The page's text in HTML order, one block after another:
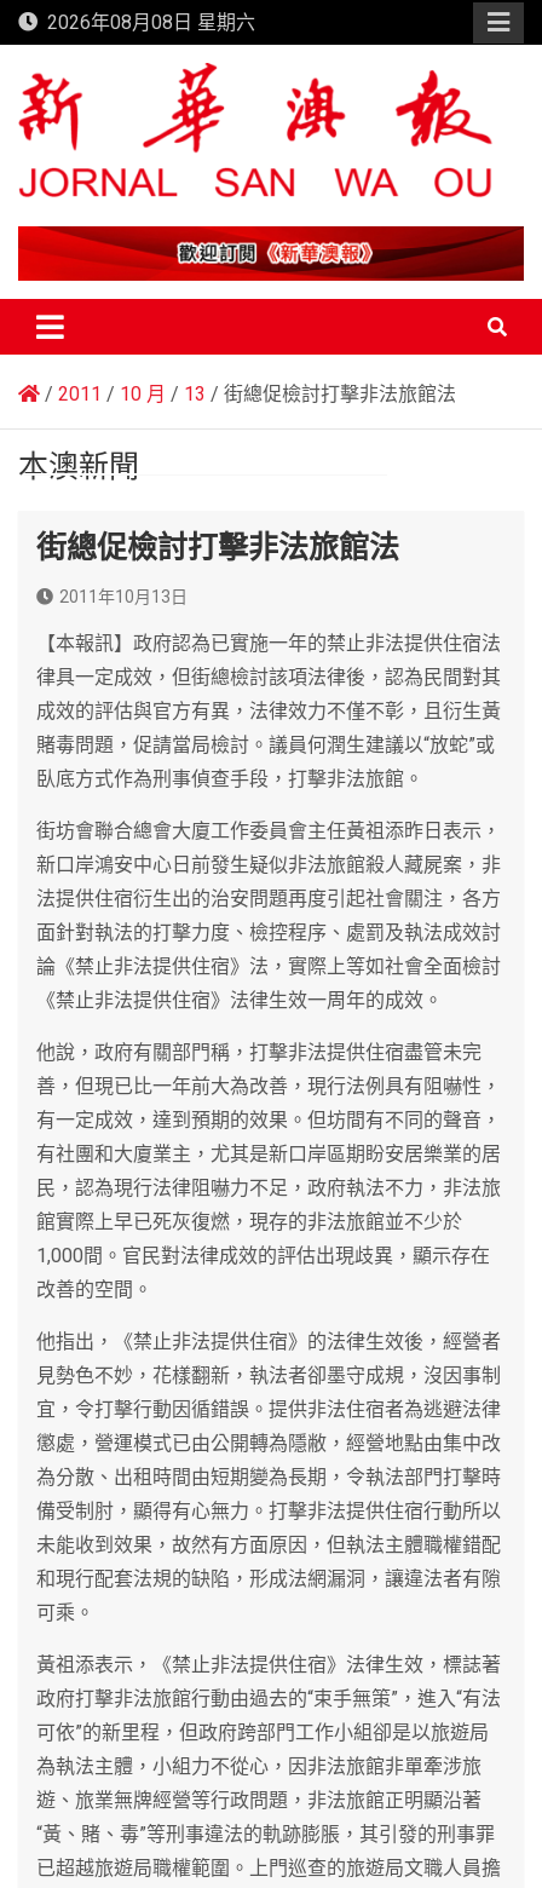
Skip
to
content
2026年08月08日 星期六
新華澳報
2011 10 月 13 街總促檢討打擊非法旅館法
本澳新聞
街總促檢討打擊非法旅館法
2011年10月13日
【本報訊】政府認為已實施一年的禁止非法提供住宿法
律具一定成效，但街總檢討該項法律後，認為民間對其
成效的評估與官方有異，法律效力不僅不彰，且衍生黃
賭毒問題，促請當局檢討。議員何潤生建議以“放蛇”或
臥底方式作為刑事偵查手段，打擊非法旅館。
街坊會聯合總會大廈工作委員會主任黃祖添昨日表示，
新口岸鴻安中心日前發生疑似非法旅館殺人藏屍案，非
法提供住宿衍生出的治安問題再度引起社會關注，各方
面針對執法的打擊力度、檢控程序、處罰及執法成效討
論《禁止非法提供住宿》法，實際上等如社會全面檢討
《禁止非法提供住宿》法律生效一周年的成效。
他說，政府有關部門稱，打擊非法提供住宿盡管未完
善，但現已比一年前大為改善，現行法例具有阻嚇性，
有一定成效，達到預期的效果。但坊間有不同的聲音，
有社團和大廈業主，尤其是新口岸區期盼安居樂業的居
民，認為現行法律阻嚇力不足，政府執法不力，非法旅
館實際上早已死灰復燃，現存的非法旅館並不少於
1,000間。官民對法律成效的評估出現歧異，顯示存在
改善的空間。
他指出，《禁止非法提供住宿》的法律生效後，經營者
見勢色不妙，花樣翻新，執法者卻墨守成規，沒因事制
宜，令打擊行動因循錯誤。提供非法住宿者為逃避法律
懲處，營運模式已由公開轉為隱敝，經營地點由集中改
為分散、出租時間由短期變為長期，令執法部門打擊時
備受制肘，顯得有心無力。打擊非法提供住宿行動所以
未能收到效果，故然有方面原因，但執法主體職權錯配
和現行配套法規的缺陷，形成法網漏洞，讓違法者有隙
可乘。
黃祖添表示，《禁止非法提供住宿》法律生效，標誌著
政府打擊非法旅館行動由過去的“束手無策”，進入“有法
可依”的新里程，但政府跨部門工作小組卻是以旅遊局
為執法主體，小組力不從心，因非法旅館非單牽涉旅
遊、旅業無牌經營等行政問題，非法旅館正明顯沿著
“黃、賭、毒”等刑事違法的軌跡膨脹，其引發的刑事罪
已超越旅遊局職權範圍。上門巡查的旅遊局文職人員擔